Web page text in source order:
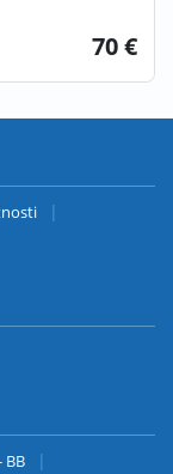
70 €
BB